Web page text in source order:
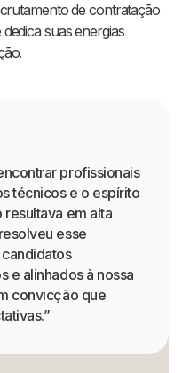
de contratação
suas energias
profissionais
técnicos e o espírito
resultava em alta
esse
e alinhados à nossa
convicção que